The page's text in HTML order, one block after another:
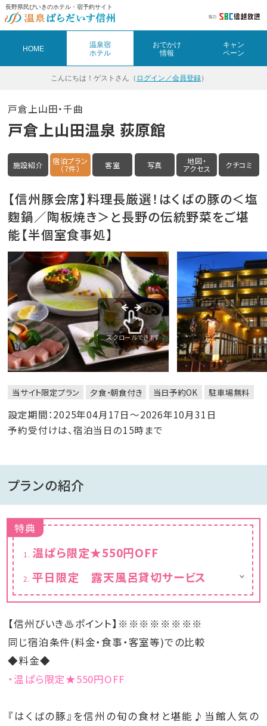
長野県民びいきのホテル・宿予約サイト
HOME
温泉宿
ホテル
おでかけ
情報
キャン
ペーン
こんにちは！ ゲストさん（ ログイン／会員登録）
戸倉上山田・千曲
戸倉上山田温泉 荻原館
施設紹介 宿泊プラン
（7件） 客室 写真 地図・
アクセス クチコミ
【信州豚会席】料理長厳選！はくばの豚の＜塩
麴鍋／陶板焼き＞と長野の伝統野菜をご堪
能【半個室食事処】
スクロールできます
当サイト限定プラン 夕食・朝食付き 当日予約OK 駐車場無料
設定期間：2025年04月17日～2026年10月31日
予約受付けは、宿泊当日の15時まで
プランの紹介
特典
温ぱら限定★550円OFF
平日限定 露天風呂貸切サービス
平日（月～木）18：00～20：00に限り、貸切露
天風呂を無料でご利用いただけます。
※休前日、連休日、特別日（GW、旧盆）を除く
先着順となっておりますので、あらかじめご了
承をお願い致します。
【信州びいき♨ポイント】※※※※※※※※
同じ宿泊条件(料金・食事・客室等)での比較
◆料金◆
・温ぱら限定★550円OFF
『はくばの豚』を信州の旬の食材と堪能♪当館人気の